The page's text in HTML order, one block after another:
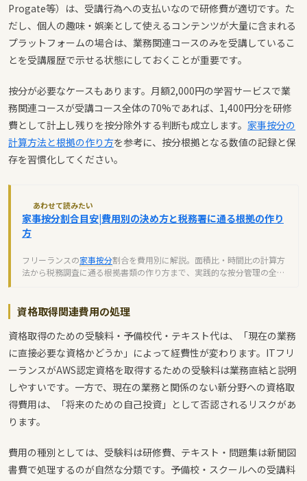
Progate等）は、受講行為への支払いなので研修費が適切です。た
だし、個人の趣味・娯楽として使えるコンテンツが大量に含まれる
プラットフォームの場合は、業務関連コースのみを受講しているこ
とを受講履歴で示せる状態にしておくことが重要です。
按分が必要なケースもあります。月額2,000円の学習サービスで業
務関連コースが受講コース全体の70%であれば、1,400円分を研修
費として計上し残りを按分除外する判断も成立します。 家事按分の
計算方法と根拠の作り方を参考に、按分根拠となる数値の記録と保
存を習慣化してください。
あわせて読みたい
家事按分割合目安|費用別の決め方と税務署に通る根拠の作り
方
フリーランスの家事按分割合を費用別に解説。面積比・時間比の計算方
法から税務調査に通る根拠書類の作り方まで、実践的な按分管理の全手
資格取得関連費用の処理
資格取得のための受験料・予備校代・テキスト代は、「現在の業務
に直接必要な資格かどうか」によって経費性が変わります。ITフリ
ーランスがAWS認定資格を取得するための受験料は業務直結と説明
しやすいです。一方で、現在の業務と関係のない新分野への資格取
得費用は、「将来のための自己投資」として否認されるリスクがあ
ります。
費用の種別としては、受験料は研修費、テキスト・問題集は新聞図
書費で処理するのが自然な分類です。予備校・スクールへの受講料